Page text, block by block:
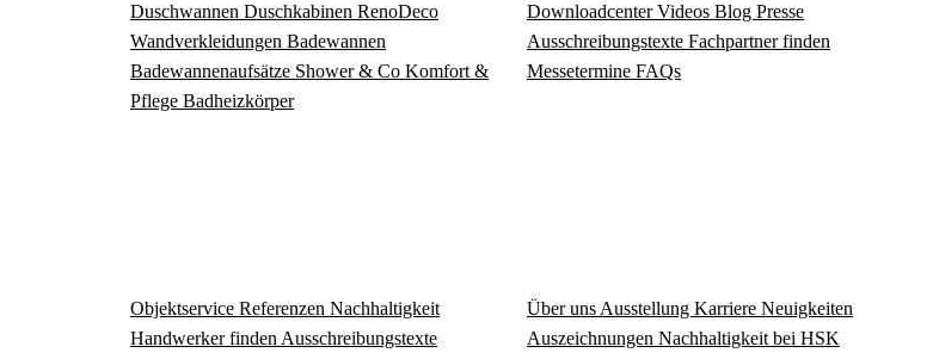
Duschwannen Duschkabinen RenoDeco
Wandverkleidungen Badewannen
Badewannenaufsätze Shower & Co Komfort &
Pflege Badheizkörper
Download­centerVideos Blog Presse
Ausschreibungstexte Fachpartner finden
Messetermine FAQs
Objektservice Referenzen Nachhaltigkeit
Handwerker finden Ausschreibungstexte
Über uns Ausstellung Karriere Neuigkeiten
Auszeichnungen Nachhaltigkeit bei HSK